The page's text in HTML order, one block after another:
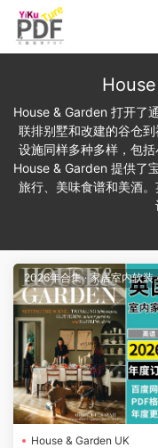
House & Garden 打开了
联排别墅和改建的谷仓
设施同样多种多样，包括
House & Garden 提供了
旅行、美味食谱和美酒
2026年合集· 家居室内软装
House & Garden UK